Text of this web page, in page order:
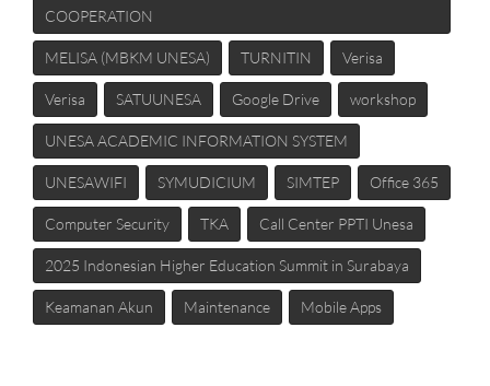
COOPERATION
MELISA (MBKM UNESA) TURNITIN Verisa
Verisa SATUUNESA Google Drive workshop
UNESA ACADEMIC INFORMATION SYSTEM
UNESAWIFI SYMUDICIUM SIMTEP Office 365
Computer Security TKA Call Center PPTI Unesa
2025 Indonesian Higher Education Summit in Surabaya
Keamanan Akun Maintenance Mobile Apps